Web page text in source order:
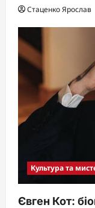
Стаценко Ярослав
Культура та
Євген Кот: